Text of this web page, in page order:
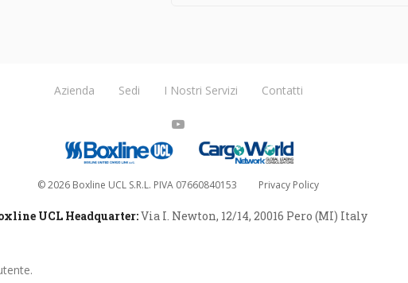
Azienda Sedi I Nostri Servizi Contatti
©2026 Boxline UCL S.R.L. PIVA 07660840153 Privacy Policy
UCL Headquarter:Via I. Newton, 12/14, 20016 Pero (MI) Italy